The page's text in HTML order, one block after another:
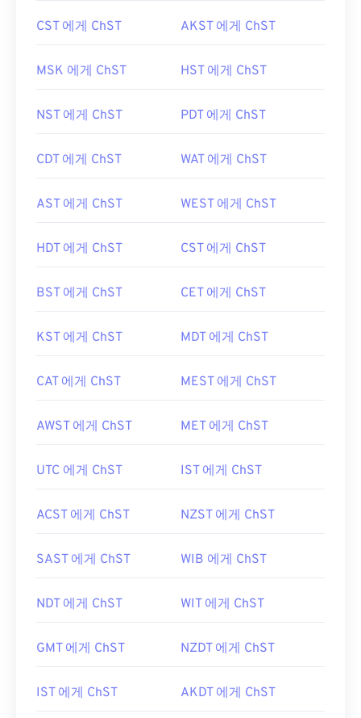
CST 에게 ChST AKST 에게 ChST
MSK 에게 ChST HST 에게 ChST
NST 에게 ChST PDT 에게 ChST
CDT 에게 ChST WAT 에게 ChST
AST 에게 ChST WEST 에게 ChST
HDT 에게 ChST CST 에게 ChST
BST 에게 ChST CET 에게 ChST
KST 에게 ChST MDT 에게 ChST
CAT 에게 ChST MEST 에게 ChST
AWST 에게 ChST MET 에게 ChST
UTC 에게 ChST IST 에게 ChST
ACST 에게 ChST NZST 에게 ChST
SAST 에게 ChST WIB 에게 ChST
NDT 에게 ChST WIT 에게 ChST
GMT 에게 ChST NZDT 에게 ChST
IST 에게 ChST AKDT 에게 ChST